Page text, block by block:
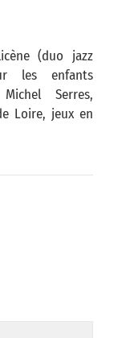
(duo jazz
les enfants
Serres,
Loire, jeux en